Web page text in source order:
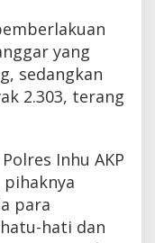
yang
sedangkan
2.303, terang
Inhu AKP
pihaknya
para
hati dan